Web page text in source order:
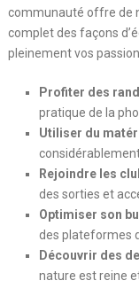
communauté offre de
complet des façons
pleinement vos
Profiter des
pratique de la
Utiliser du
Rejoindre les
des sorties et
Optimiser son
des plateformes
Découvrir des
nature est reine